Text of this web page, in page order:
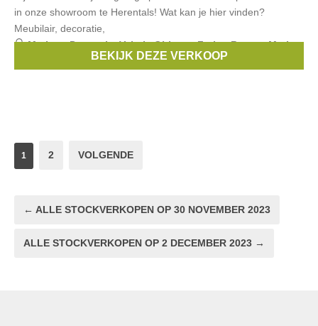
in onze showroom te Herentals! Wat kan je hier vinden?
Meubilair, decoratie,
Merken:Porstoria,Valerie Objects,Zarina Rouge,Marie-
BEKIJK DEZE VERKOOP
1 2 VOLGENDE
← ALLE STOCKVERKOPEN OP 30 NOVEMBER 2023
ALLE STOCKVERKOPEN OP 2 DECEMBER 2023 →